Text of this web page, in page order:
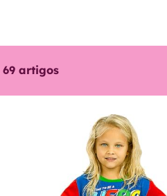
69artigos